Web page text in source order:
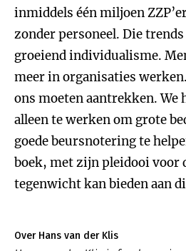
inmiddels één miljoen
zonder personeel. Die
groeiend individualisme.
meer in organisaties
ons moeten aantrekken. We
alleen te werken om grote
goede beursnotering te
boek, met zijn pleidooi voor
tegenwicht kan bieden aan
Over Hans van der Klis